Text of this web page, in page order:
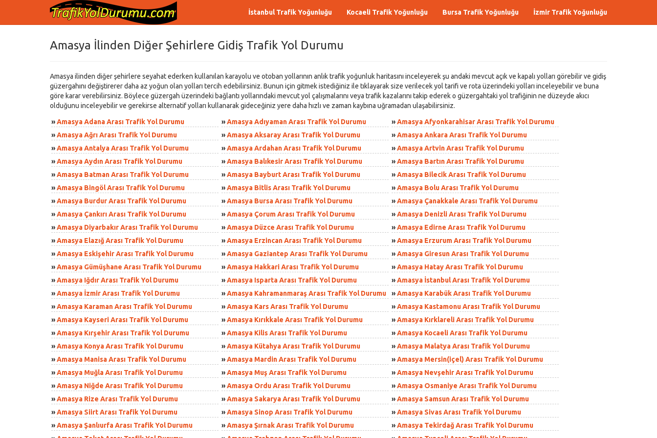
İstanbul Trafik Yoğunluğu Kocaeli Trafik Yoğunluğu Bursa Trafik Yoğunluğu İzmir Trafik Yoğunluğu
Amasya İlinden Diğer Şehirlere Gidiş Trafik Yol Durumu
Amasya ilinden diğer şehirlere seyahat ederken kullanılan karayolu ve otoban yollarının anlık trafik yoğunluk haritasını inceleyerek şu andaki mevcut açık ve kapalı yolları görebilir ve gidiş
güzergahını değiştirerer daha az yoğun olan yolları tercih edebilirsiniz. Bunun için gitmek istediğiniz ile tıklayarak size verilecek yol tarifi ve rota üzerindeki yolları inceleyebilir ve buna
göre karar verebilirsiniz. Böylece güzergah üzerindeki bağlantı yollarındaki mevcut yol çalışmalarını veya trafik kazalarını takip ederek o güzergahtaki yol trafiğinin ne düzeyde akıcı
olduğunu inceleyebilir ve gerekirse alternatif yolları kullanarak gideceğiniz yere daha hızlı ve zaman kaybına uğramadan ulaşabilirsiniz.
»Amasya Adana Arası Trafik Yol Durumu »Amasya Adıyaman Arası Trafik Yol Durumu »Amasya Afyonkarahisar Arası Trafik Yol Durumu
»Amasya Ağrı Arası Trafik Yol Durumu »Amasya Aksaray Arası Trafik Yol Durumu »Amasya Ankara Arası Trafik Yol Durumu
»Amasya Antalya Arası Trafik Yol Durumu »Amasya Ardahan Arası Trafik Yol Durumu »Amasya Artvin Arası Trafik Yol Durumu
»Amasya Aydın Arası Trafik Yol Durumu »Amasya Balıkesir Arası Trafik Yol Durumu »Amasya Bartın Arası Trafik Yol Durumu
»Amasya Batman Arası Trafik Yol Durumu »Amasya Bayburt Arası Trafik Yol Durumu »Amasya Bilecik Arası Trafik Yol Durumu
»Amasya Bingöl Arası Trafik Yol Durumu »Amasya Bitlis Arası Trafik Yol Durumu »Amasya Bolu Arası Trafik Yol Durumu
»Amasya Burdur Arası Trafik Yol Durumu »Amasya Bursa Arası Trafik Yol Durumu »Amasya Çanakkale Arası Trafik Yol Durumu
»Amasya Çankırı Arası Trafik Yol Durumu »Amasya Çorum Arası Trafik Yol Durumu »Amasya Denizli Arası Trafik Yol Durumu
»Amasya Diyarbakır Arası Trafik Yol Durumu »Amasya Düzce Arası Trafik Yol Durumu »Amasya Edirne Arası Trafik Yol Durumu
»Amasya Elazığ Arası Trafik Yol Durumu »Amasya Erzincan Arası Trafik Yol Durumu »Amasya Erzurum Arası Trafik Yol Durumu
»Amasya Eskişehir Arası Trafik Yol Durumu »Amasya Gaziantep Arası Trafik Yol Durumu »Amasya Giresun Arası Trafik Yol Durumu
»Amasya Gümüşhane Arası Trafik Yol Durumu »Amasya Hakkari Arası Trafik Yol Durumu »Amasya Hatay Arası Trafik Yol Durumu
»Amasya Iğdır Arası Trafik Yol Durumu »Amasya Isparta Arası Trafik Yol Durumu »Amasya İstanbul Arası Trafik Yol Durumu
»Amasya İzmir Arası Trafik Yol Durumu »Amasya Kahramanmaraş Arası Trafik Yol Durumu »Amasya Karabük Arası Trafik Yol Durumu
»Amasya Karaman Arası Trafik Yol Durumu »Amasya Kars Arası Trafik Yol Durumu »Amasya Kastamonu Arası Trafik Yol Durumu
»Amasya Kayseri Arası Trafik Yol Durumu »Amasya Kırıkkale Arası Trafik Yol Durumu »Amasya Kırklareli Arası Trafik Yol Durumu
»Amasya Kırşehir Arası Trafik Yol Durumu »Amasya Kilis Arası Trafik Yol Durumu »Amasya Kocaeli Arası Trafik Yol Durumu
»Amasya Konya Arası Trafik Yol Durumu »Amasya Kütahya Arası Trafik Yol Durumu »Amasya Malatya Arası Trafik Yol Durumu
»Amasya Manisa Arası Trafik Yol Durumu »Amasya Mardin Arası Trafik Yol Durumu »Amasya Mersin(içel) Arası Trafik Yol Durumu
»Amasya Muğla Arası Trafik Yol Durumu »Amasya Muş Arası Trafik Yol Durumu »Amasya Nevşehir Arası Trafik Yol Durumu
»Amasya Niğde Arası Trafik Yol Durumu »Amasya Ordu Arası Trafik Yol Durumu »Amasya Osmaniye Arası Trafik Yol Durumu
»Amasya Rize Arası Trafik Yol Durumu »Amasya Sakarya Arası Trafik Yol Durumu »Amasya Samsun Arası Trafik Yol Durumu
»Amasya Siirt Arası Trafik Yol Durumu »Amasya Sinop Arası Trafik Yol Durumu »Amasya Sivas Arası Trafik Yol Durumu
»Amasya Şanlıurfa Arası Trafik Yol Durumu »Amasya Şırnak Arası Trafik Yol Durumu »Amasya Tekirdağ Arası Trafik Yol Durumu